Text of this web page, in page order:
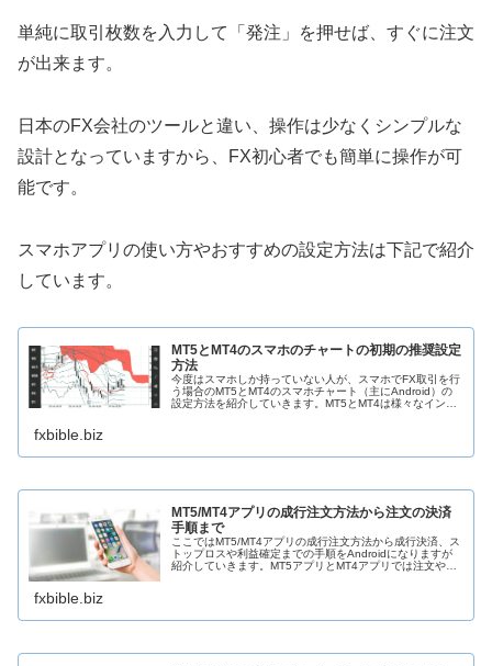
単純に取引枚数を入力して「発注」を押せば、すぐに注文
が出来ます。
日本のFX会社のツールと違い、操作は少なくシンプルな
設計となっていますから、FX初心者でも簡単に操作が可
能です。
スマホアプリの使い方やおすすめの設定方法は下記で紹介
しています。
MT5とMT4のスマホのチャートの初期の推奨設定
方法
今度はスマホしか持っていない人が、スマホでFX取引を行
う場合のMT5とMT4のスマホチャート（主にAndroid）の
設定方法を紹介していきます。MT5とMT4は様々なインデ
fxbible.biz
MT5/MT4アプリの成行注文方法から注文の決済
手順まで
ここではMT5/MT4アプリの成行注文方法から成行決済、ス
トップロスや利益確定までの手順をAndroidになりますが
紹介していきます。MT5アプリとMT4アプリでは注文や決
fxbible.biz